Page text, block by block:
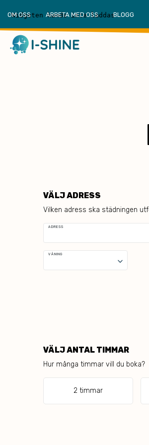
OM OSS ARBETA MED OSS BLOGG
VÄLJ ADRESS
Vilken adress ska städningen
ADRESS
VÅNING
keyboard_arrow_down
VÄLJ ANTAL TIMMAR
Hur många timmar vill du boka?
2 timmar